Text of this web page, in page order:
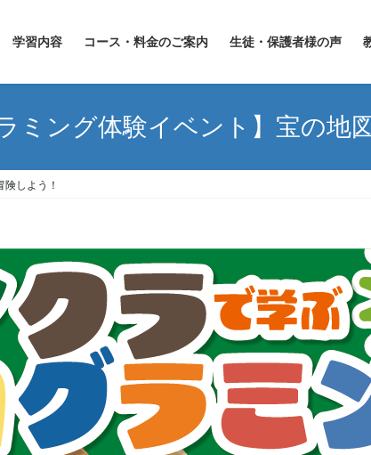
学習内容 コース・料金のご案内 生徒・保護者様の声
ミング体験イベント】宝の地
しよう！